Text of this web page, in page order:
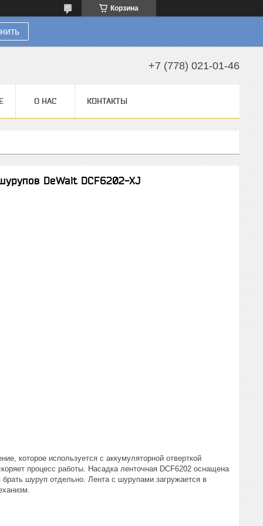
Корзина
+7 (778) 021-01-46
О НАС КОНТАКТЫ
DeWalt DCF6202-XJ
которое используется с аккумуляторной отверткой
процесс работы. Насадка ленточная DCF6202 оснащена
шуруп отдельно. Лента с шурупами загружается в